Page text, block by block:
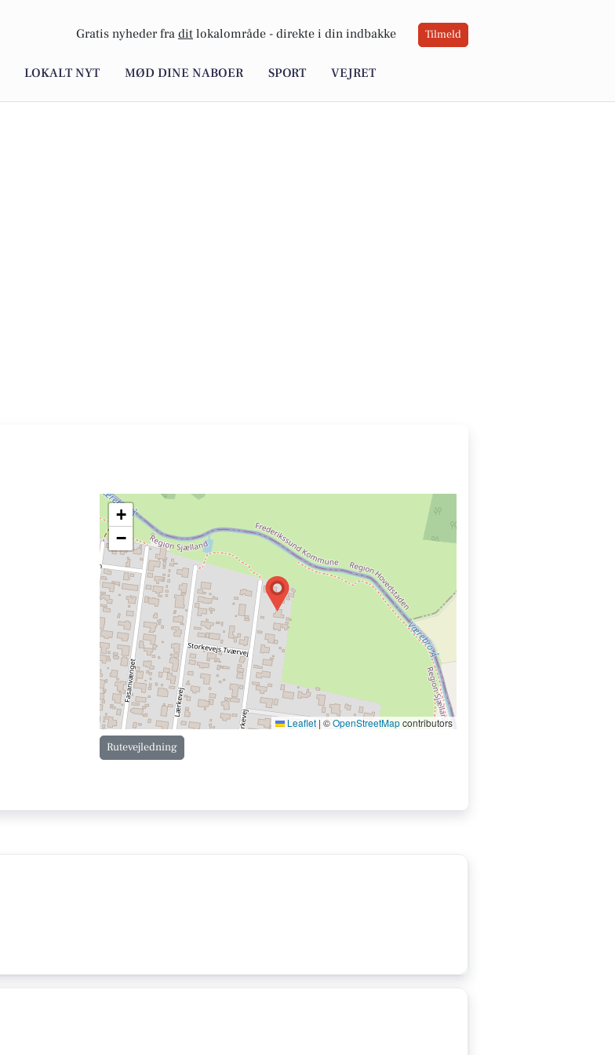
Gratis nyheder fra dit lokalområde - direkte i din indbakke Tilmeld
LOKALT NYT MØD DINE NABOER SPORT VEJRET
+
−
Leaflet | ©OpenStreetMapcontributors
Rutevejledning